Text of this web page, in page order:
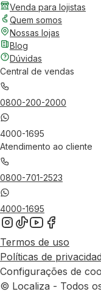
Venda para lojistas
Quem somos
Nossas lojas
Blog
Dúvidas
Central de vendas
0800-200-2000
4000-1695
Atendimento ao cliente
0800-701-2523
4000-1695
Termos de uso
Políticas de
Configurações de
© Localiza - Todos